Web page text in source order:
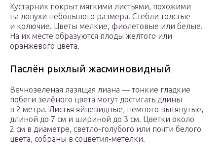
Кустарник покрыт мягкими листьями, похожими
на лопухи небольшого размера. Стебли толстые
и колючие. Цветы мелкие, фиолетовые или белые.
На их месте образуются плоды желтого или
оранжевого цвета.
Паслён рыхлый жасминовидный
Вечнозеленая лазящая лиана — тонкие гладкие
побеги зелёного цвета могут достигать длины
в 2 метра. Листья яйцевидные, немного вытянутые,
длиной до 7 см и шириной до 3 см. Цветки около
2 см в диаметре, светло-голубого или почти белого
цвета, собраны в соцветия-метелки.